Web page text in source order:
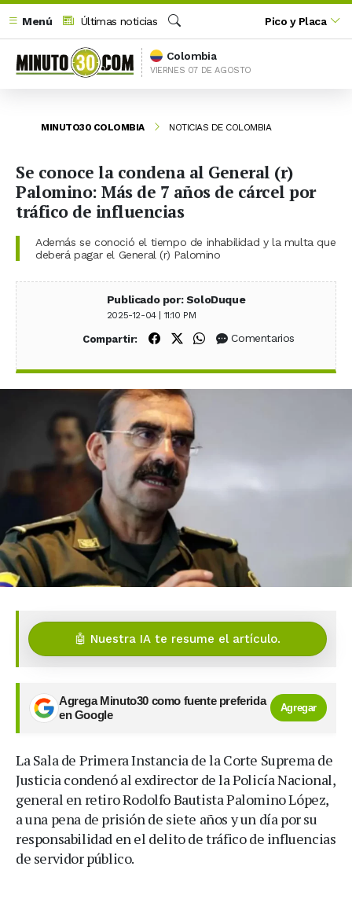
Menú
Últimas noticias
Buscar
Pico y Placa
Colombia
VIERNES 07 DE AGOSTO
MINUTO30 COLOMBIA NOTICIAS DE COLOMBIA
Se conoce la condena al General (r)
Palomino: Más de 7 años de cárcel por
tráfico de influencias
Además se conoció el tiempo de inhabilidad y la multa que
deberá pagar el General (r) Palomino
Publicado por: SoloDuque
2025-12-04 | 11:10 PM
Compartir: Compartir en Facebook
Compartir en X (Twitter)
Compartir en WhatsApp
Comentarios
🤖 Nuestra IA te resume el artículo.
Agrega Minuto30 como fuente preferida
en Google
Agregar
La Sala de Primera Instancia de la Corte Suprema de
Justicia condenó al exdirector de la Policía Nacional,
general en retiro Rodolfo Bautista Palomino López,
a una pena de prisión de siete años y un día por su
responsabilidad en el delito de tráfico de influencias
de servidor público.